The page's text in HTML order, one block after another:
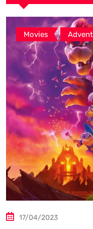
Movies ,
17/04/2023